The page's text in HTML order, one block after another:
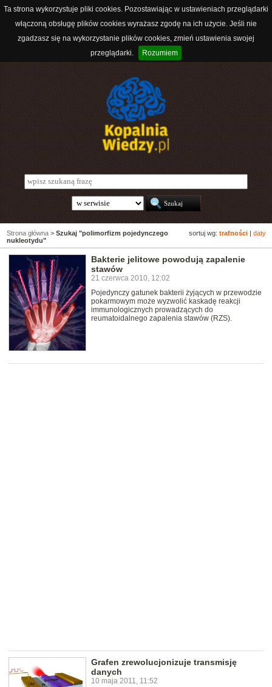
Ta strona wykorzystuje pliki cookies. Pozostawiając w ustawieniach przeglądarki
włączoną obsługę plików cookies wyrażasz zgodę na ich użycie. Jeśli nie
zgadzasz się na wykorzystanie plików cookies, zmień ustawienia swojej
przeglądarki.
Rozumiem
sortuj wg: trafności daty
Strona główna > Szukaj "polimorfizm pojedynczego
nukleotydu"
Bakterie jelitowe powodują zapalenie
stawów
21 czerwca 2010, 12:02
Pojedynczy gatunek bakterii żyjących w przewodzie
pokarmowym może wyzwolić kaskadę reakcji
immunologicznych prowadzących do
reumatoidalnego zapalenia stawów (RZS).
Grafen zrewolucjonizuje transmisję
danych
10 maja 2011, 11:52